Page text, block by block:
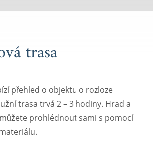
trasa
přehled o objektu o rozloze
trasa trvá 2 – 3 hodiny. Hrad a
prohlédnout sami s pomocí